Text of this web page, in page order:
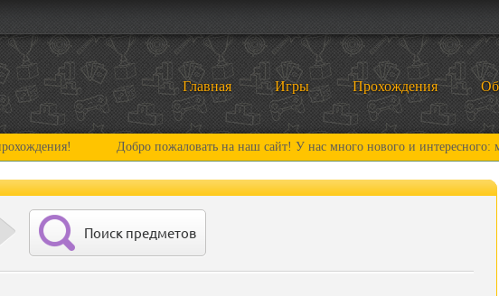
Главная Игры Прохождения
Добро пожаловать на наш сайт! У нас много нового и интересного: мини
Поиск предметов